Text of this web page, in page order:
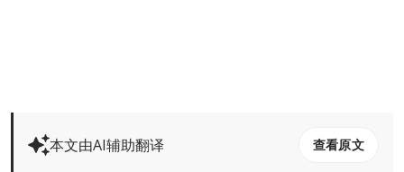
本文由AI辅助翻译 查看原文